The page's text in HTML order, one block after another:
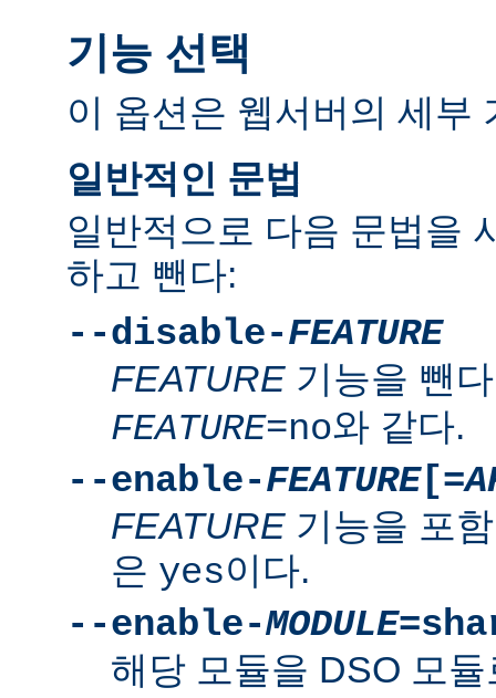
기능 선택
이 옵션은 웹서버의 세부
일반적인 문법
일반적으로 다음 문법을
하고 뺀다:
--disable-FEATURE
FEATURE 기능을 뺀
FEATURE=no와 같다.
--enable-FEATURE[=
FEATURE 기능을 포
은 yes이다.
--enable-MODULE
해당 모듈을 DSO 모